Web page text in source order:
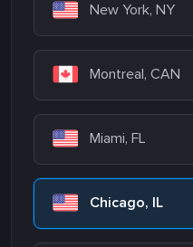
New York, NY
Montreal, CAN
Miami, FL
Chicago, IL